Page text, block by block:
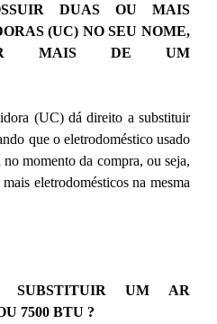
DUAS OU MAIS
(UC) NO SEU NOME,
MAIS DE UM
(UC) dá direito a substituir
que o eletrodoméstico usado
momento da compra, ou seja,
eletrodomésticos na mesma
SUBSTITUIR UM AR
7500 BTU ?